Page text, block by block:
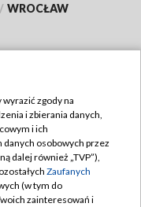
/ WROCŁAW
zgody na
i zbierania danych,
i ich
osobowych przez
dalej również „TVP”),
Zaufanych
(w tym do
zainteresowań i